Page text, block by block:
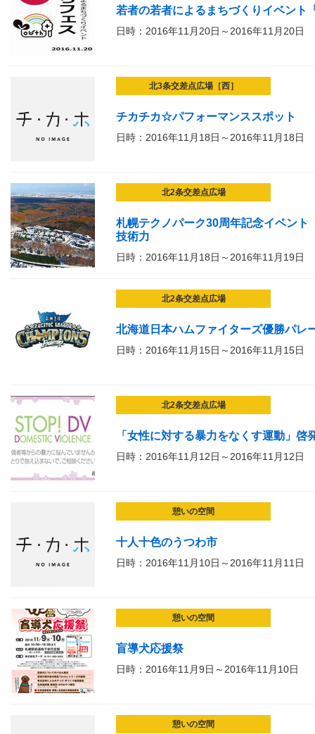
若者の若者によるまちづくりイベント
日時：2016年11月20日～2016年11月20日
北3条交差点広場［西］
チカチカ☆パフォーマンススポット
日時：2016年11月18日～2016年11月18日
北2条交差点広場
札幌テクノパーク30周年記念イベント
技術力
日時：2016年11月18日～2016年11月19日
北2条交差点広場
北海道日本ハムファイターズ優勝パ
日時：2016年11月15日～2016年11月15日
北2条交差点広場
「女性に対する暴力をなくす運動」啓
日時：2016年11月12日～2016年11月12日
憩いの空間
十人十色のうつわ市
日時：2016年11月10日～2016年11月11日
憩いの空間
盲導犬応援祭
日時：2016年11月9日～2016年11月10日
憩いの空間